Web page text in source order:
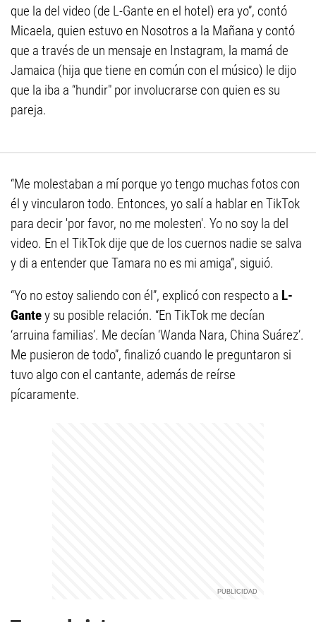
que la del video (de L-Gante en el hotel) era yo”, contó
Micaela, quien estuvo en Nosotros a la Mañana y contó
que a través de un mensaje en Instagram, la mamá de
Jamaica (hija que tiene en común con el músico) le dijo
que la iba a “hundir" por involucrarse con quien es su
pareja.
“Me molestaban a mí porque yo tengo muchas fotos con
él y vincularon todo. Entonces, yo salí a hablar en TikTok
para decir 'por favor, no me molesten'. Yo no soy la del
video. En el TikTok dije que de los cuernos nadie se salva
y di a entender que Tamara no es mi amiga”, siguió.
“Yo no estoy saliendo con él”, explicó con respecto a L-
Gantey su posible relación. “En TikTok me decían
‘arruina familias’. Me decían ‘Wanda Nara, China Suárez’.
Me pusieron de todo”, finalizó cuando le preguntaron si
tuvo algo con el cantante, además de reírse
pícaramente.